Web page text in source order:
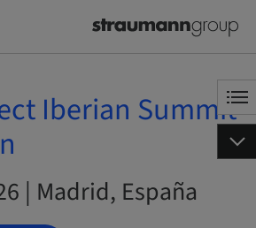
Iberian Summit
| Madrid, España